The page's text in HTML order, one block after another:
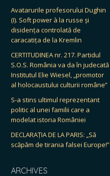
Avatarurile profesorului Dughin
(I). Soft power à la russe și
disidența controlată de
caracatița de la Kremlin
CERTITUDINEA nr. 217. Partidul
S.O.S. România va da în judecată
Institutul Elie Wiesel, „promotor
al holocaustului culturii române”
S-a stins ultimul reprezentant
politic al unei familii care a
modelat istoria României
DECLARAȚIA DE LA PARIS: „Să
scăpăm de tirania falsei Europe!”
ARCHIVES